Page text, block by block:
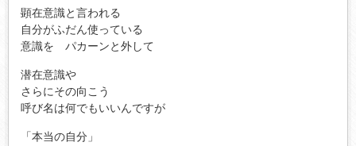
顕在意識と言われる
自分がふだん使っている
意識を パカーンと外して
潜在意識や
さらにその向こう
呼び名は何でもいいんですが
「本当の自分」